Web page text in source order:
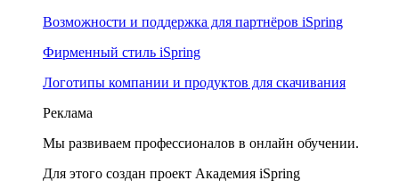
Возможности и поддержка для партнёров iSpring
Фирменный стиль iSpring
Логотипы компании и продуктов для скачивания
Реклама
Мы развиваем профессионалов в онлайн обучении.
Для этого создан проект Академия iSpring